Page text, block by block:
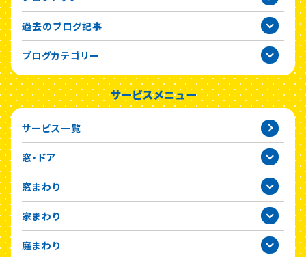
過去のブログ記事
2026年
2025年
2024年
2023年
2022年
2021年
ブログカテゴリー
サービスメニュー
サービス一覧
窓・ドア
窓まわり
家まわり
庭まわり